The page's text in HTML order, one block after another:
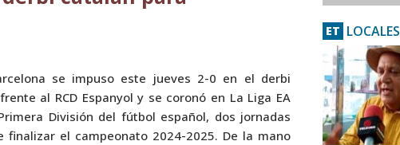
se impuso este jueves 2-0 en el derbi
al RCD Espanyol y se coronó en La Liga EA
División del fútbol español, dos jornadas
finalizar el campeonato 2024-2025. De la mano
ET LOCALES